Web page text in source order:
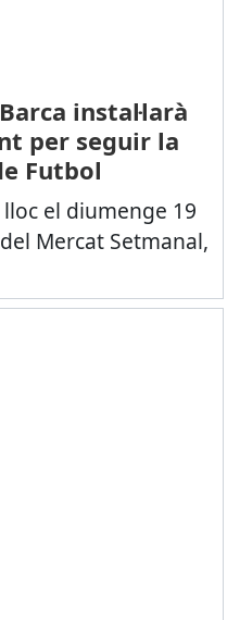
instal·larà
per seguir la
Futbol
el diumenge 19
Mercat Setmanal,